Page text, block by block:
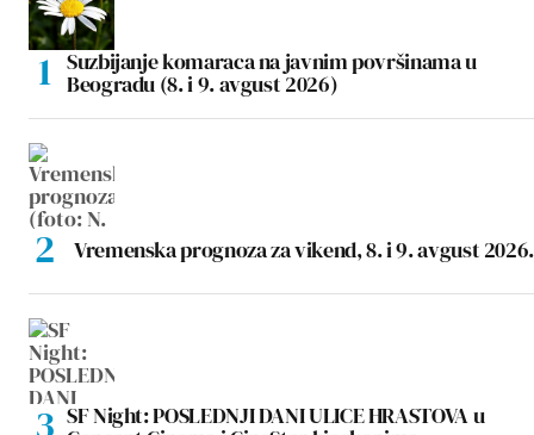
Suzbijanje komaraca na javnim površinama u
Beogradu (8. i 9. avgust 2026)
Vremenska prognoza za vikend, 8. i 9. avgust 2026.
SF Night: POSLEDNJI DANI ULICE HRASTOVA u